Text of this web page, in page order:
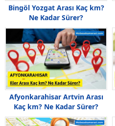
Bingöl Yozgat Arası Kaç km?
Ne Kadar Sürer?
Afyonkarahisar Artvin Arası
Kaç km? Ne Kadar Sürer?